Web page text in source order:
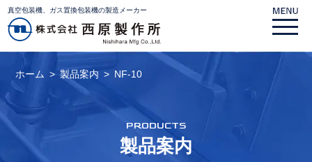
真空包装機、ガス置換包装機の製造メーカー
ホーム 製品案内 NF-10
PRODUCTS
製品案内